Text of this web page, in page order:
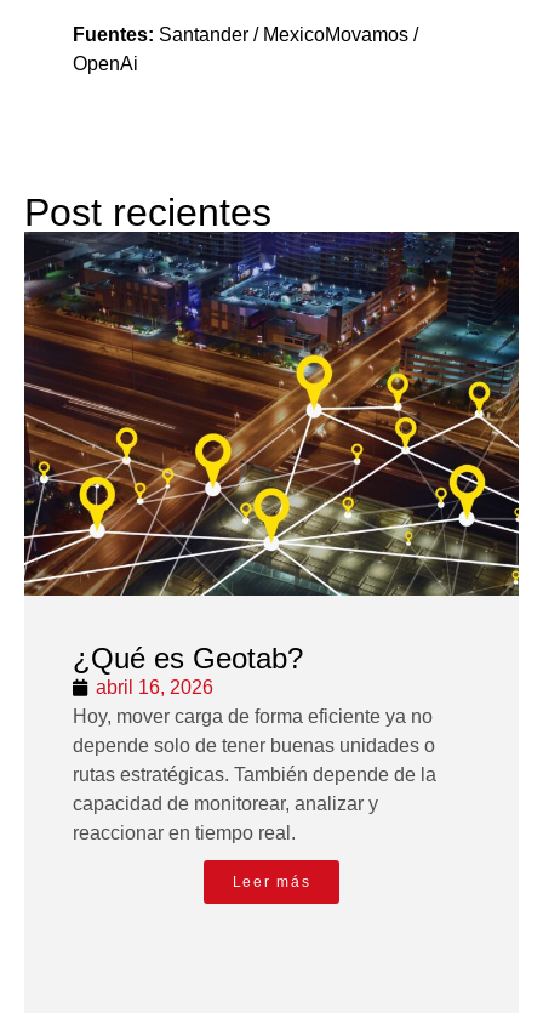
Fuentes: Santander / MexicoMovamos /
OpenAi
Post recientes
¿Qué es Geotab?
abril 16, 2026
Hoy, mover carga de forma eficiente ya no
depende solo de tener buenas unidades o
rutas estratégicas. También depende de la
capacidad de monitorear, analizar y
reaccionar en tiempo real.
Leer más